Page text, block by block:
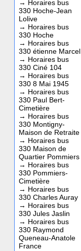
→ Horaires bus
330 Hoche-Jean
Lolive
→ Horaires bus
330 Hoche
→ Horaires bus
330 étienne Marcel
→ Horaires bus
330 Ciné 104
→ Horaires bus
330 8 Mai 1945
→ Horaires bus
330 Paul Bert-
Cimetière
→ Horaires bus
330 Montigny-
Maison de Retraite
→ Horaires bus
330 Maison de
Quartier Pommiers
→ Horaires bus
330 Pommiers-
Cimetière
→ Horaires bus
330 Charles Auray
→ Horaires bus
330 Jules Jaslin
→ Horaires bus
330 Raymond
Queneau-Anatole
France